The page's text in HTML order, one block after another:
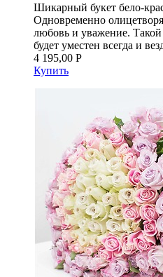
Шикарный букет бело-
Одновременно
любовь и уважение.
будет уместен всегда и
4 195,00 Р
Купить